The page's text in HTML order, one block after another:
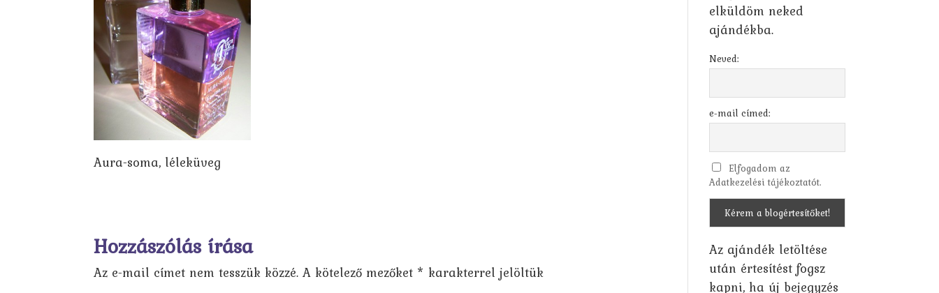
Aura-soma, léleküveg
Hozzászólás írása
Az e-mail címet nem tesszük közzé. A kötelező mezőket * karakterrel jelöltük
elküldöm neked
ajándékba.
Neved:
e-mail címed:
Elfogadom az
Adatkezelési tájékoztatót.
Az ajándék letöltése
után értesítést fogsz
kapni, ha új bejegyzés